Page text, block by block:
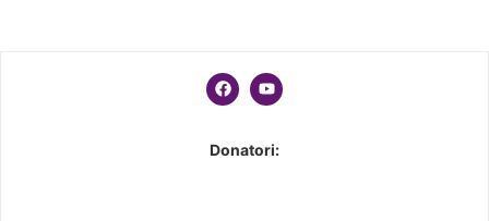
Donatori: